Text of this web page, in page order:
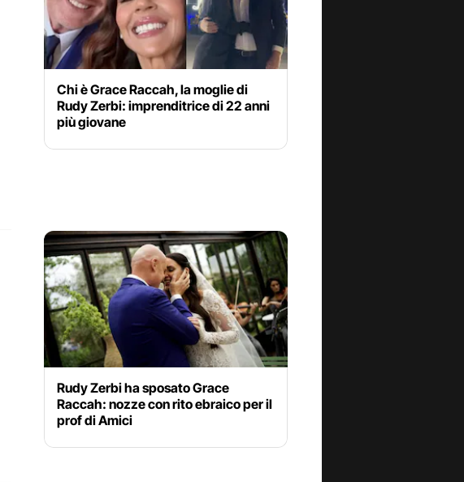
Chi è Grace Raccah, la moglie di
Rudy Zerbi: imprenditrice di 22 anni
più giovane
Rudy Zerbi ha sposato Grace
Raccah: nozze con rito ebraico per il
prof di Amici